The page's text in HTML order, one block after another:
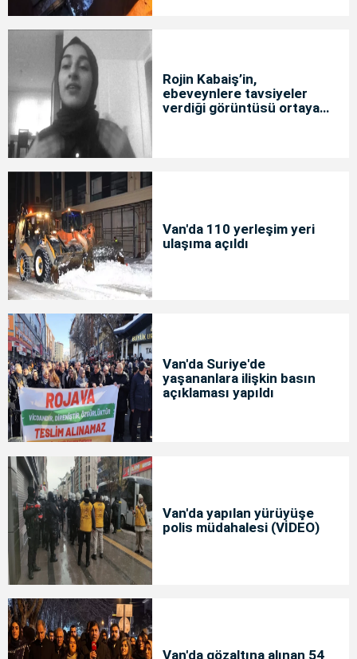
Rojin Kabaiş’in,
ebeveynlere tavsiyeler
verdiği görüntüsü ortaya
Van'da 110 yerleşim yeri
ulaşıma açıldı
Van'da Suriye'de
yaşananlara ilişkin basın
açıklaması yapıldı
Van'da yapılan yürüyüşe
polis müdahalesi (VİDEO)
Van'da gözaltına alınan 54